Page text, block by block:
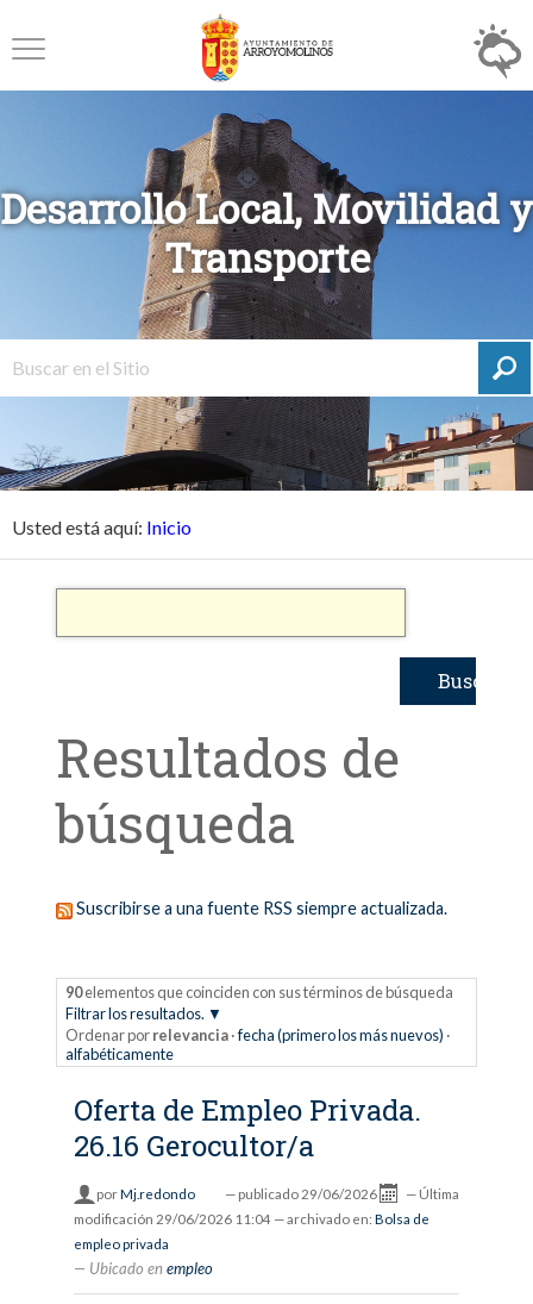
Desarrollo Local, Movilidad y
Transporte
Usted está aquí: Inicio
Resultados de
búsqueda
Suscribirse a una fuente RSS siempre actualizada.
90elementos que coinciden con sus términos de búsqueda
Filtrar los resultados.
Ordenar por relevancia ·fecha (primero los más nuevos) ·
alfabéticamente
Oferta de Empleo Privada.
26.16 Gerocultor/a
porMj.redondo — publicado 29/06/2026 — Última
modificación 29/06/2026 11:04 — archivado en: Bolsa de
empleo privada
Ubicado en empleo